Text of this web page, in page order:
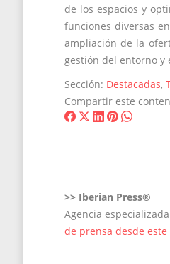
de los espacios y
funciones diversas
ampliación de la
gestión del entorno y
Sección: Destacadas,
Compartir este
ShareShareShare
ShareShare
>> Iberian Press®
Agencia
de prensa desde este